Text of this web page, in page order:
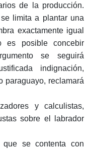
de la producción.
limita a plantar una
exactamente igual
es posible concebir
se seguirá
indignación,
paraguayo, reclamará
y calculistas,
sobre el labrador
se contenta con